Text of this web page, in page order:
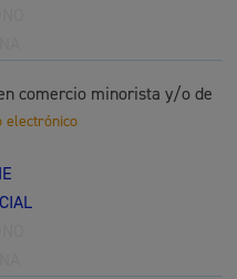
comercio minorista y/o de
electrónico